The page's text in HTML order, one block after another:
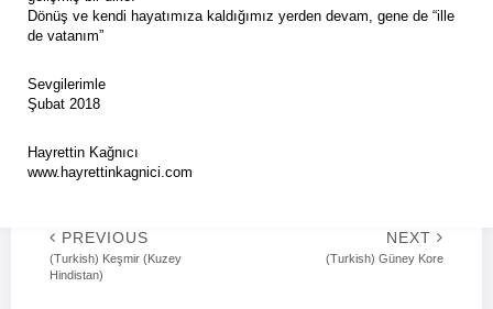
Dönüş ve kendi hayatımıza kaldığımız yerden devam, gene de “ille
de vatanım”
Sevgilerimle
Şubat 2018
Hayrettin Kağnıcı
www.hayrettinkagnici.com
PREVIOUS
(Turkish) Keşmir (Kuzey
Hindistan)
NEXT
(Turkish) Güney Kore